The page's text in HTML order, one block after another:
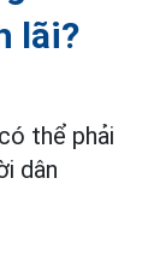
lãi?
có thể phải
dân